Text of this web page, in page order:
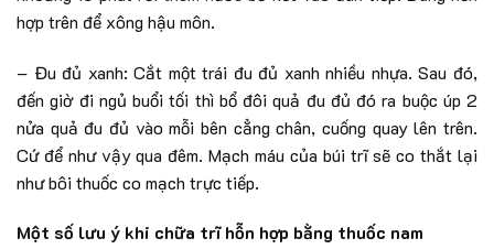
hợp trên để xông hậu môn.
– Đu đủ xanh: Cắt một trái đu đủ xanh nhiều nhựa. Sau đó,
đến giờ đi ngủ buổi tối thì bổ đôi quả đu đủ đó ra buộc úp 2
nửa quả đu đủ vào mỗi bên cẳng chân, cuống quay lên trên.
Cứ để như vậy qua đêm. Mạch máu của búi trĩ sẽ co thắt lại
như bôi thuốc co mạch trực tiếp.
Một số lưu ý khi chữa trĩ hỗn hợp bằng thuốc nam